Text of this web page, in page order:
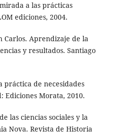
a las prácticas
ediciones, 2004.
Carlos. Aprendizaje de la
y resultados. Santiago
práctica de necesidades
Ediciones Morata, 2010.
las ciencias sociales y la
Nova. Revista de Historia